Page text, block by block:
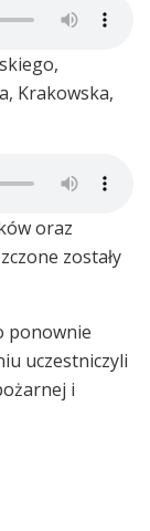
Krakowska,
oraz
zostały
ponownie
uczestniczyli
i